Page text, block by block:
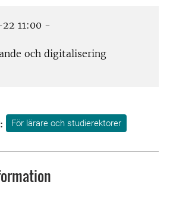
11:00 -
och digitalisering
För lärare och studierektorer